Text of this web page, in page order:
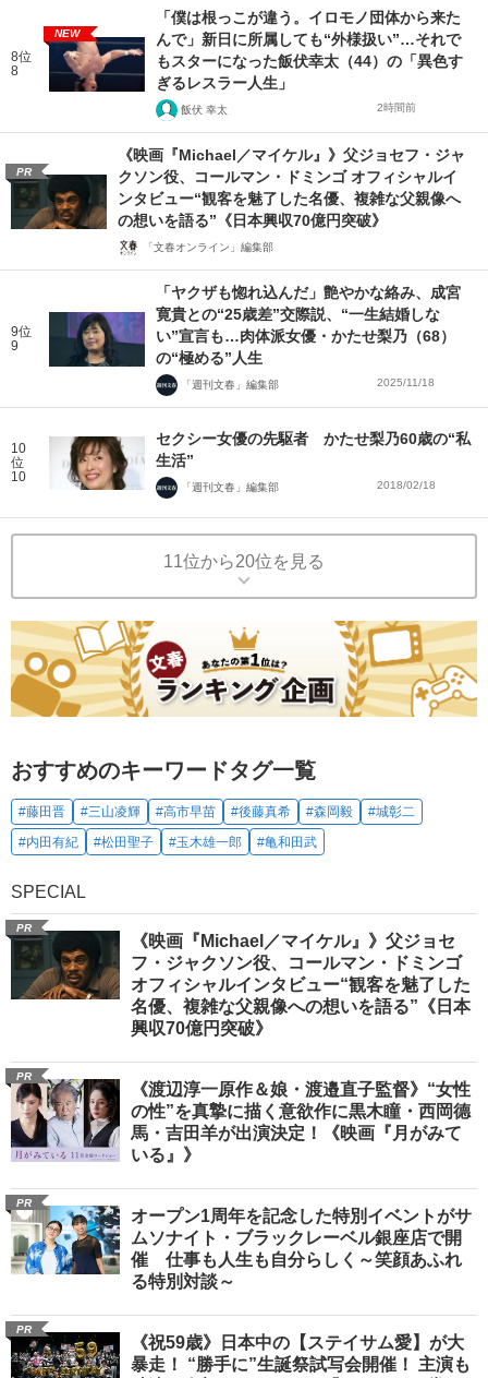
8位
8
NEW
「僕は根っこが違う。イロモノ団体から来た
んで」新日に所属しても“外様扱い”…それで
もスターになった飯伏幸太（44）の「異色す
ぎるレスラー人生」
飯伏 幸太 2時間前
PR
《映画『Michael／マイケル』》父ジョセフ・ジャ
クソン役、コールマン・ドミンゴ オフィシャルイ
ンタビュー“観客を魅了した名優、複雑な父親像へ
の想いを語る”《日本興収70億円突破》
「文春オンライン」編集部
9位
9
「ヤクザも惚れ込んだ」艶やかな絡み、成宮
寛貴との“25歳差”交際説、“一生結婚しな
い”宣言も…肉体派女優・かたせ梨乃（68）
の“極める”人生
「週刊文春」編集部 2025/11/18
10
位
10
セクシー女優の先駆者 かたせ梨乃60歳の“私
生活”
「週刊文春」編集部 2018/02/18
11位から20位を見る
おすすめのキーワードタグ一覧
#藤田晋 #三山凌輝 #高市早苗 #後藤真希 #森岡毅
#城彰二
#内田有紀
#松田聖子 #玉木雄一郎 #亀和田武
SPECIAL
PR
《映画『Michael／マイケル』》父ジョセ
フ・ジャクソン役、コールマン・ドミンゴ
オフィシャルインタビュー“観客を魅了した
名優、複雑な父親像への想いを語る”《日本
興収70億円突破》
PR
《渡辺淳一原作＆娘・渡邉直子監督》“女性
の性”を真摯に描く意欲作に黒木瞳・西岡德
馬・吉田羊が出演決定！《映画『月がみて
いる』》
PR
オープン1周年を記念した特別イベントがサ
ムソナイト・ブラックレーベル銀座店で開
催 仕事も人生も自分らしく～笑顔あふれ
る特別対談～
PR
《祝59歳》日本中の【ステイサム愛】が大
暴走！ “勝手に”生誕祭試写会開催！ 主演も